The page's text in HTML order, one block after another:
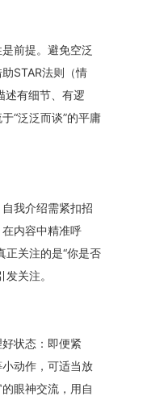
前提。避免空泛
STAR法则（情
述有细节、有逻
“泛泛而谈”的平庸
我介绍需紧扣招
内容中精准呼
正关注的是“你是否
关注。
状态：即便紧
动作，可适当放
眼神交流，用自